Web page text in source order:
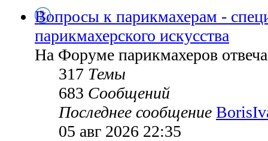
Вопросы к парикмахерам -
парикмахерского искусства
На Форуме парикмахеров
317 Темы
683 Сообщений
Последнее сообщение
05 авг 2026 22:35